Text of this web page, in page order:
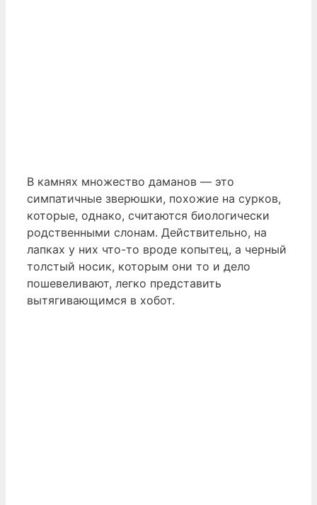
В камнях множество даманов — это
симпатичные зверюшки, похожие на сурков,
которые, однако, считаются биологически
родственными слонам. Действительно, на
лапках у них что-то вроде копытец, а черный
толстый носик, которым они то и дело
пошевеливают, легко представить
вытягивающимся в хобот.